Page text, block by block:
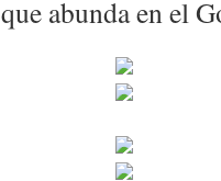
abunda en el